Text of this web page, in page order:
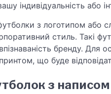
індивідуальність або
з логотипом або
стиль. Такі
бренду.
що буде
з